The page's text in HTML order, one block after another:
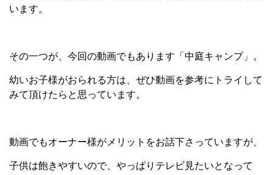
います。
その一つが、今回の動画でもあります「中庭キャンプ」。
幼いお子様がおられる方は、ぜひ動画を参考にトライして
みて頂けたらと思っています。
動画でもオーナー様がメリットをお話下さっていますが、
子供は飽きやすいので、やっぱりテレビ見たいとなって